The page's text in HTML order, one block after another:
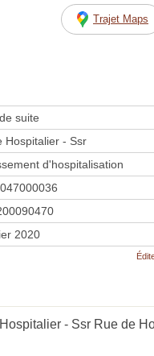
Trajet Maps
suite
Hospitalier - Ssr
d'hospitalisation
2020
- Ssr Rue de